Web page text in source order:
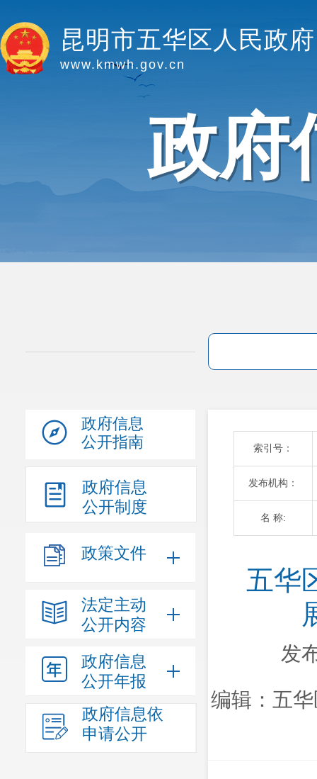
昆明市五华区人民政府
www.kmwh.gov.cn
政府
政府信息
公开指南
政府信息
公开制度
政策文件
法定主动
公开内容
政府信息
公开年报
政府信息依
申请公开
索引号：
发布机构：
名 称:
五华
发
编辑：五